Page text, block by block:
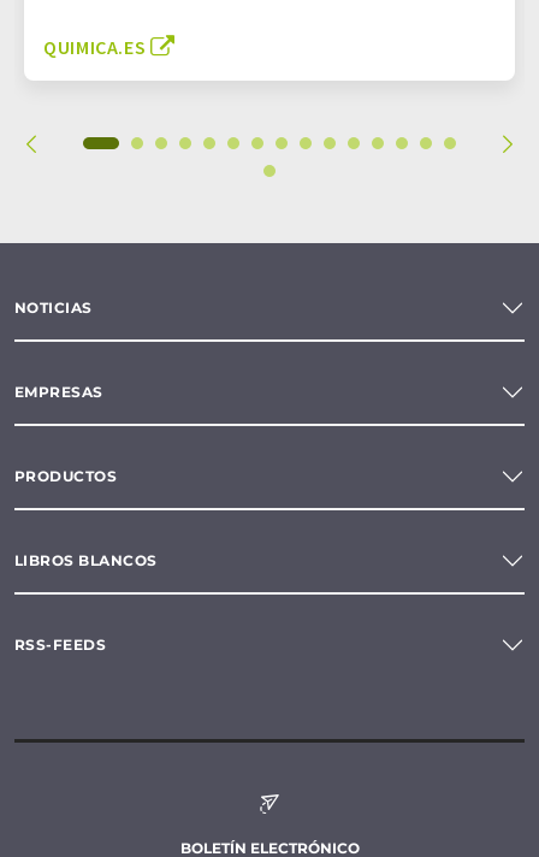
QUIMICA.ES
NOTICIAS
EMPRESAS
PRODUCTOS
LIBROS BLANCOS
RSS-FEEDS
BOLETÍN ELECTRÓNICO